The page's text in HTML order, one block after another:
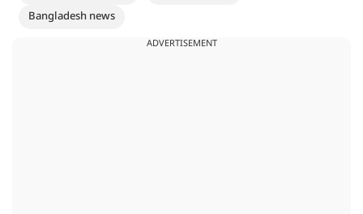
Bangladesh news
ADVERTISEMENT